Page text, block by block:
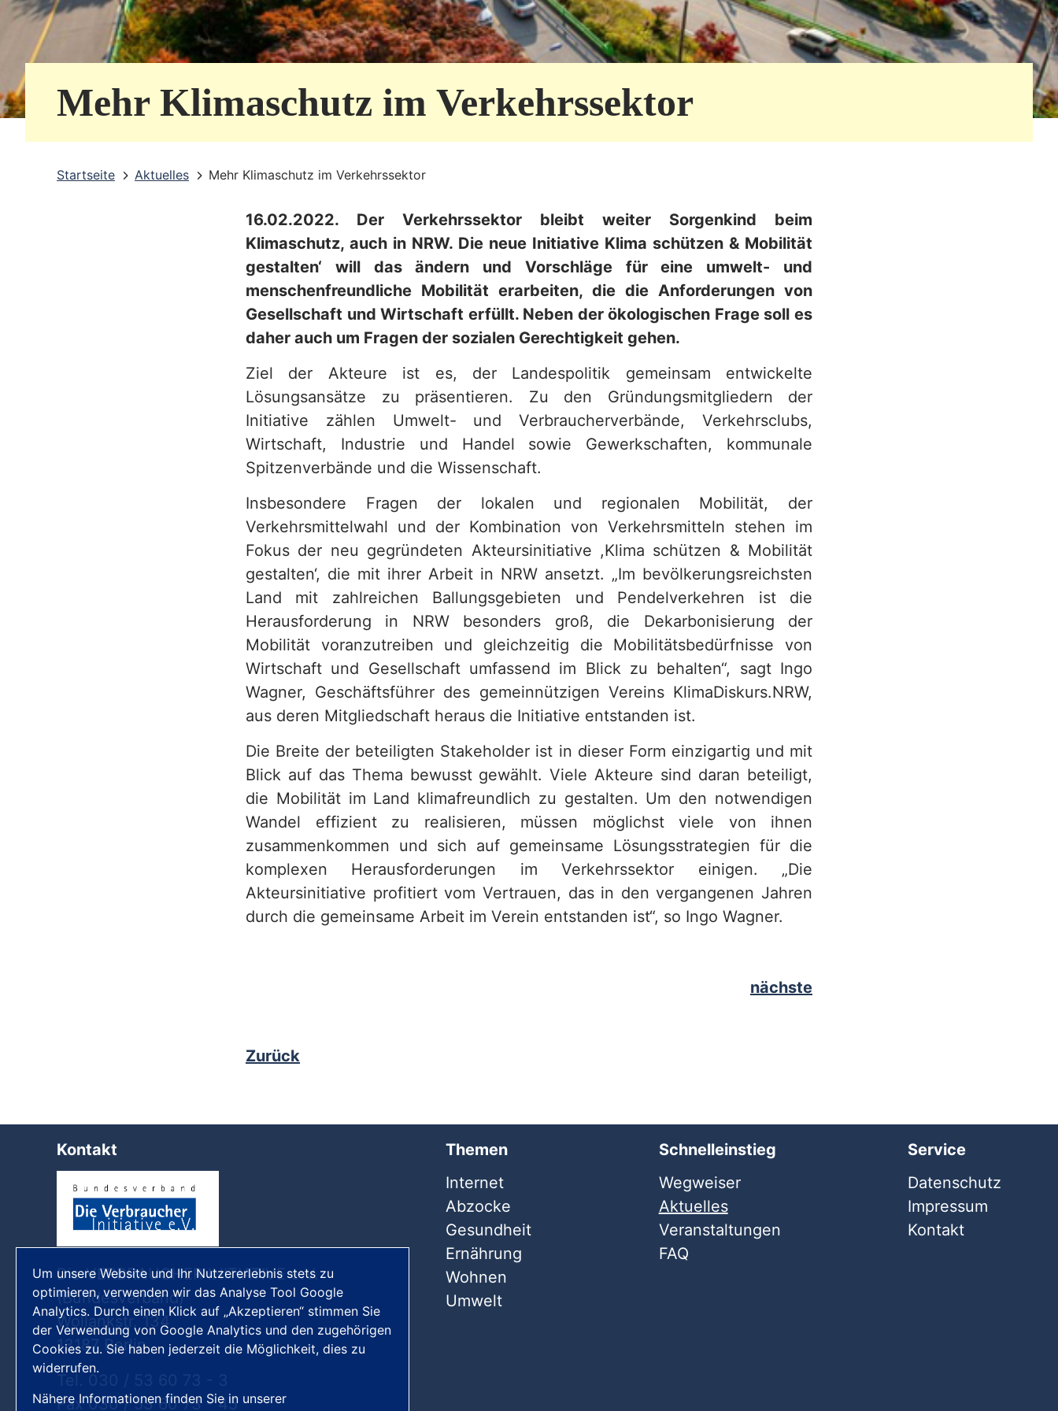
Mehr Klimaschutz im Verkehrssektor
Startseite Aktuelles Mehr Klimaschutz im Verkehrssektor
16.02.2022. Der Verkehrssektor bleibt weiter Sorgenkind beim
Klimaschutz, auch in NRW. Die neue Initiative Klima schützen & Mobilität
gestalten‘ will das ändern und Vorschläge für eine umwelt- und
menschenfreundliche Mobilität erarbeiten, die die Anforderungen von
Gesellschaft und Wirtschaft erfüllt. Neben der ökologischen Frage soll es
daher auch um Fragen der sozialen Gerechtigkeit gehen.
Ziel der Akteure ist es, der Landespolitik gemeinsam entwickelte
Lösungsansätze zu präsentieren. Zu den Gründungsmitgliedern der
Initiative zählen Umwelt- und Verbraucherverbände, Verkehrsclubs,
Wirtschaft, Industrie und Handel sowie Gewerkschaften, kommunale
Spitzenverbände und die Wissenschaft.
Insbesondere Fragen der lokalen und regionalen Mobilität, der
Verkehrsmittelwahl und der Kombination von Verkehrsmitteln stehen im
Fokus der neu gegründeten Akteursinitiative ,Klima schützen & Mobilität
gestalten‘, die mit ihrer Arbeit in NRW ansetzt. „Im bevölkerungsreichsten
Land mit zahlreichen Ballungsgebieten und Pendelverkehren ist die
Herausforderung in NRW besonders groß, die Dekarbonisierung der
Mobilität voranzutreiben und gleichzeitig die Mobilitätsbedürfnisse von
Wirtschaft und Gesellschaft umfassend im Blick zu behalten“, sagt Ingo
Wagner, Geschäftsführer des gemeinnützigen Vereins KlimaDiskurs.NRW,
aus deren Mitgliedschaft heraus die Initiative entstanden ist.
Die Breite der beteiligten Stakeholder ist in dieser Form einzigartig und mit
Blick auf das Thema bewusst gewählt. Viele Akteure sind daran beteiligt,
die Mobilität im Land klimafreundlich zu gestalten. Um den notwendigen
Wandel effizient zu realisieren, müssen möglichst viele von ihnen
zusammenkommen und sich auf gemeinsame Lösungsstrategien für die
komplexen Herausforderungen im Verkehrssektor einigen. „Die
Akteursinitiative profitiert vom Vertrauen, das in den vergangenen Jahren
durch die gemeinsame Arbeit im Verein entstanden ist“, so Ingo Wagner.
nächste
Zurück
e
i
Kontakt
Die VERBRAUCHER INITIATIVE e.V.
(Bundesverband)
Wollankstr. 134
13187 Berlin
Fax 030 / 53 60 73 - 45
Themen
Internet
Abzocke
Gesundheit
Ernährung
Wohnen
Umwelt
Schnelleinstieg
Wegweiser
Aktuelles
Veranstaltungen
FAQ
Service
Datenschutz
Impressum
Kontakt
Um unsere Website und Ihr Nutzererlebnis stets zu
optimieren, verwenden wir das Analyse Tool Google
Analytics. Durch einen Klick auf „Akzeptieren“ stimmen Sie
der Verwendung von Google Analytics und den zugehörigen
Cookies zu. Sie haben jederzeit die Möglichkeit, dies zu
widerrufen.
Nähere Informationen finden Sie in unserer